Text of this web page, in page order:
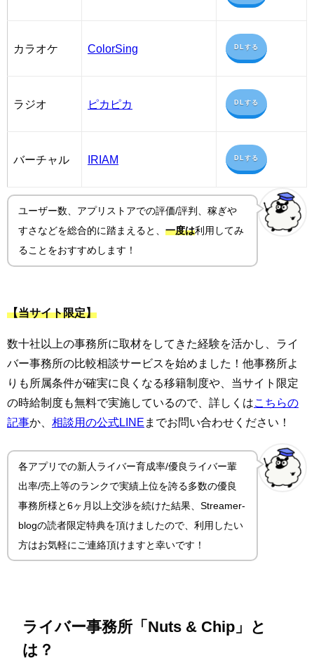
カラオケ ColorSing DLする
ラジオ ピカピカ DLする
バーチャル IRIAM DLする
ユーザー数、アプリストアでの評価/評判、稼ぎや
すさ などを総合的に踏まえると、一度は利用してみ
ることをおすすめします！
【当サイト限定】
数十社以上の事務所に取材をしてきた経験を活かし、ライ
バー事務所の比較相談サービスを始めました！他事務所よ
りも所属条件が確実に良くなる移籍制度や、当サイト限定
の時給制度も無料で実施しているので、詳しくは こちらの
記事か、 相談用の公式LINE までお問い合わせください！
各アプリでの新人ライバー育成率/優良ライバー輩
出率/売上等のランクで実績上位を誇る多数の優良
事務所様と6ヶ月以上交渉を続けた結果、Streamer-
blogの読者限定特典を頂けましたので、利用したい
方はお気軽にご連絡頂けますと幸いです！
ライバー事務所「Nuts & Chip」と
は？